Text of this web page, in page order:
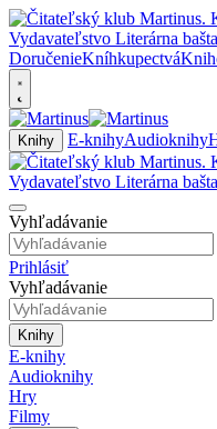
DoručenieKníhkupectvá
Knihy E-knihyAudioknihy
Vyhľadávanie
Prihlásiť
Vyhľadávanie
Knihy
E-knihy
Audioknihy
Hry
Filmy